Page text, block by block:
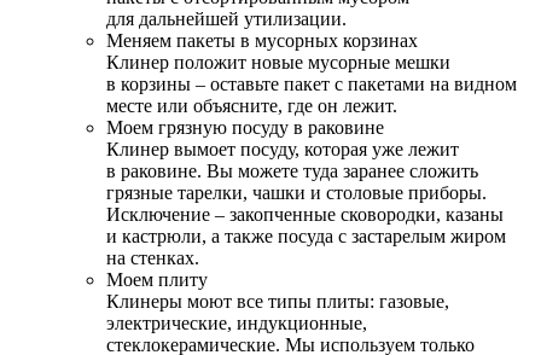
для дальнейшей утилизации.
Меняем пакеты в мусорных корзинах
Клинер положит новые мусорные мешки
в корзины – оставьте пакет с пакетами на видном
месте или объясните, где он лежит.
Моем грязную посуду в раковине
Клинер вымоет посуду, которая уже лежит
в раковине. Вы можете туда заранее сложить
грязные тарелки, чашки и столовые приборы.
Исключение – закопченные сковородки, казаны
и кастрюли, а также посуда с застарелым жиром
на стенках.
Моем плиту
Клинеры моют все типы плиты: газовые,
электрические, индукционные,
стеклокерамические. Мы используем только